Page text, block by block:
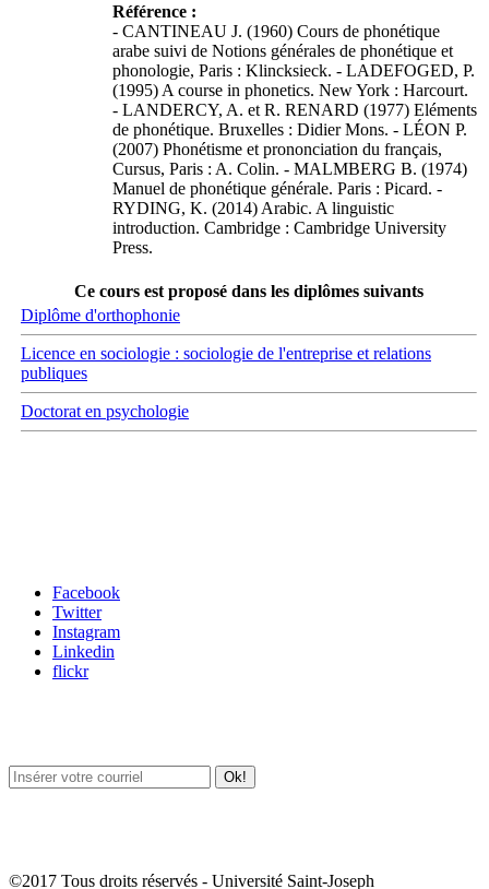
Référence :
- CANTINEAU J. (1960) Cours de phonétique
arabe suivi de Notions générales de phonétique et
phonologie, Paris : Klincksieck. - LADEFOGED, P.
(1995) A course in phonetics. New York : Harcourt.
- LANDERCY, A. et R. RENARD (1977) Eléments
de phonétique. Bruxelles : Didier Mons. - LÉON P.
(2007) Phonétisme et prononciation du français,
Cursus, Paris : A. Colin. - MALMBERG B. (1974)
Manuel de phonétique générale. Paris : Picard. -
RYDING, K. (2014) Arabic. A linguistic
introduction. Cambridge : Cambridge University
Press.
Ce cours est proposé dans les diplômes suivants
Diplôme d'orthophonie
Licence en sociologie : sociologie de l'entreprise et relations
publiques
Doctorat en psychologie
Facebook
Twitter
Instagram
Linkedin
flickr
©2017 Tous droits réservés - Université Saint-Joseph